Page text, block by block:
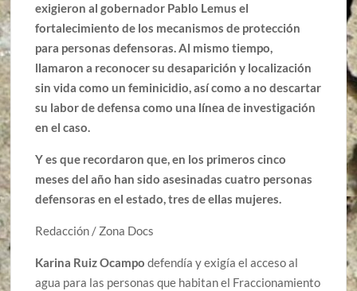
exigieron al gobernador Pablo Lemus el
fortalecimiento de los mecanismos de protección
para personas defensoras. Al mismo tiempo,
llamaron a reconocer su desaparición y localización
sin vida como un feminicidio, así como a no descartar
su labor de defensa como una línea de investigación
en el caso.
Y es que recordaron que, en los primeros cinco
meses del año han sido asesinadas cuatro personas
defensoras en el estado, tres de ellas mujeres.
Redacción / Zona Docs
Karina Ruiz Ocampodefendía y exigía el acceso al
agua para las personas que habitan el Fraccionamiento